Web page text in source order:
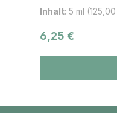
Diese Gruppe von
Aus Zitronen
Inhalt: 5 ml
Regulärer Preis:
6,25 €